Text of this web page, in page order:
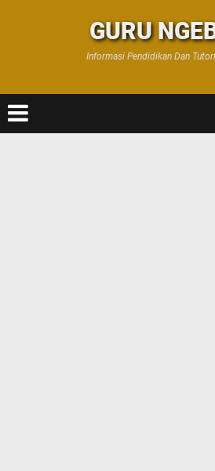
GURU
Informasi Pendidikan Dan